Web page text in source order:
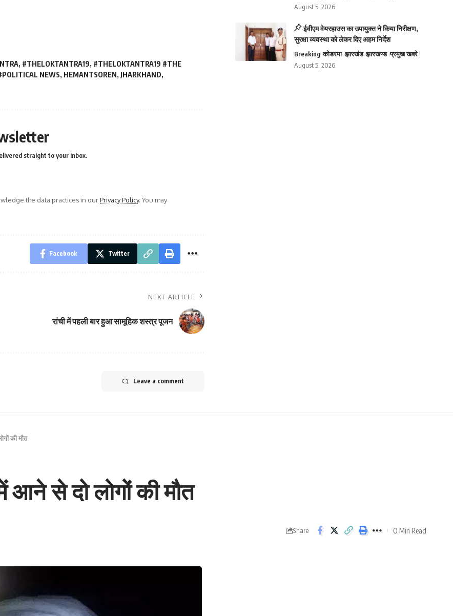
, #THELOKTANTRA19, #THELOKTANTRA19 #THE
NEWS, HEMANTSOREN, JHARKHAND,
straight to your inbox.
the data practices in ourPrivacy Policy. You may
Facebook Twitter
NEXT ARTICLE
रांची में पहली बार हुआ सामूहिक शस्त्र पूजन
Leave a comment
August 5, 2026
ईवीएम वेयरहाउस का उपायुक्त ने किया निरीक्षण,
सुरक्षा व्यवस्था को लेकर दिए अहम निर्देश
Breaking कोडरमा झारखंड झारखण्ड प्रमुख खबरे
August 5, 2026
की मौत
से दो लोगों की मौत
Share 0 Min Read